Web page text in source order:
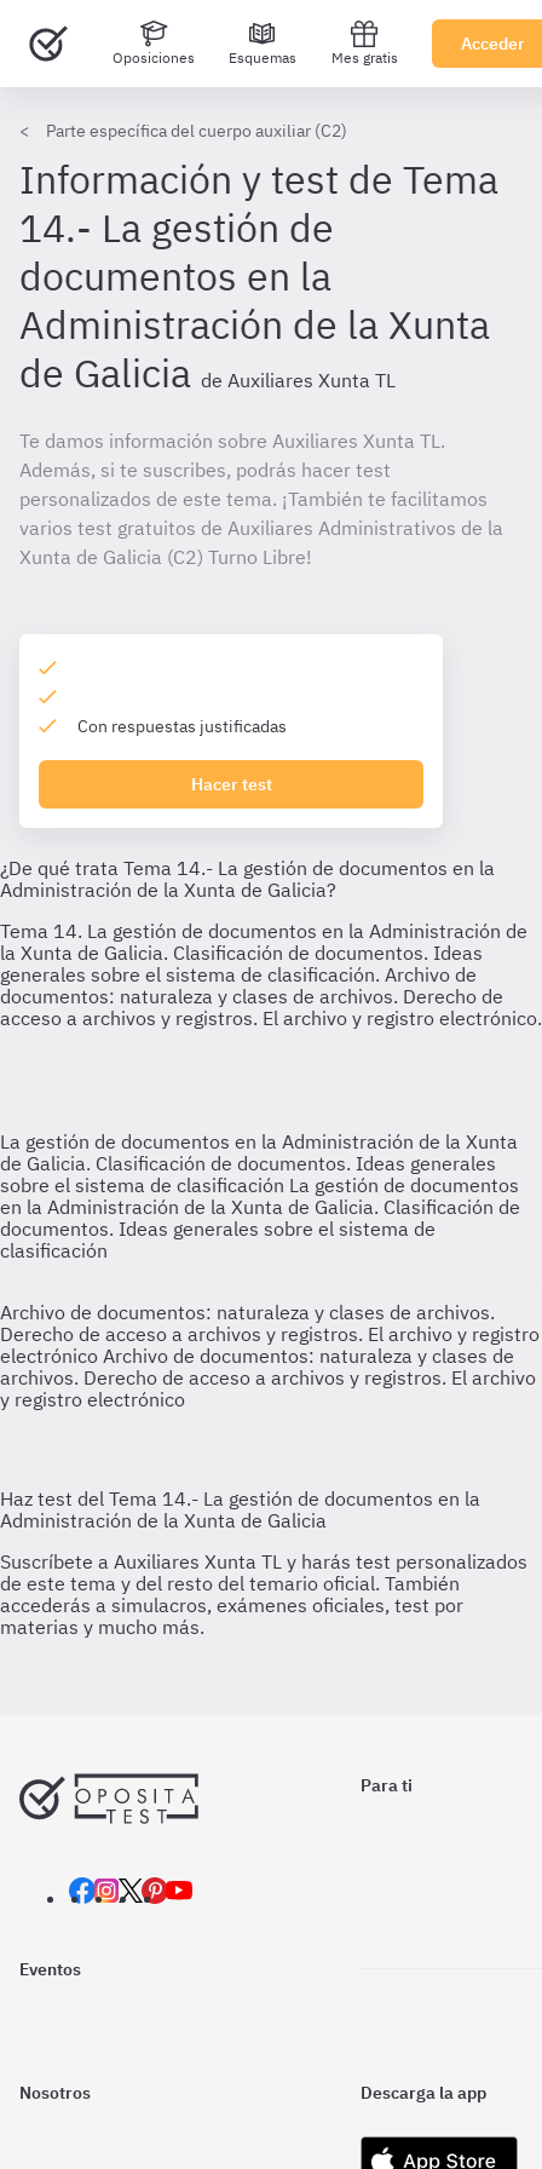
Oposiciones Esquemas Mes gratis
Acceder
Parte específica del cuerpo auxiliar (C2)
Información y test de Tema
14.- La gestión de
documentos en la
Administración de la Xunta
de Galicia de Auxiliares Xunta TL
Te damos información sobre Auxiliares Xunta TL.
Además, si te suscribes, podrás hacer test
personalizados de este tema. ¡También te facilitamos
varios test gratuitos de Auxiliares Administrativos de la
Xunta de Galicia (C2) Turno Libre!
Con respuestas justificadas
Hacer test
La gestión de documentos en la Administración de la Xunta
de Galicia. Clasificación de documentos. Ideas generales
sobre el sistema de clasificación La gestión de documentos
en la Administración de la Xunta de Galicia. Clasificación de
documentos. Ideas generales sobre el sistema de
clasificación
Archivo de documentos: naturaleza y clases de archivos.
Derecho de acceso a archivos y registros. El archivo y registro
electrónico Archivo de documentos: naturaleza y clases de
archivos. Derecho de acceso a archivos y registros. El archivo
y registro electrónico
Para ti
Eventos
Nosotros Descarga la app